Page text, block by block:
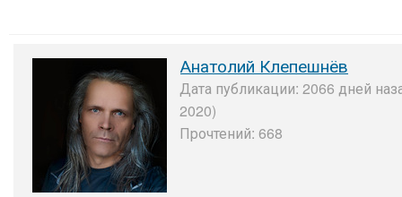
Анатолий Клепешнёв
Дата публикации: 2066 дней
2020)
Прочтений: 668